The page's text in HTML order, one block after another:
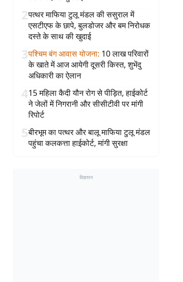
2पत्थर माफिया टुलू मंडल की ससुराल में
एसटीएफ के छापे, बुलडोजर और बम निरोधक
दस्ते के साथ की खुदाई
3पश्चिम बंग आवास योजना: 10 लाख परिवारों
के खाते में आज आयेगी दूसरी किस्त, शुभेंदु
अधिकारी का ऐलान
415 महिला कैदी यौन रोग से पीड़ित, हाईकोर्ट
ने जेलों में निगरानी और सीसीटीवी पर मांगी
रिपोर्ट
5बीरभूम का पत्थर और बालू माफिया टुलू मंडल
पहुंचा कलकत्ता हाईकोर्ट, मांगी सुरक्षा
विज्ञापन